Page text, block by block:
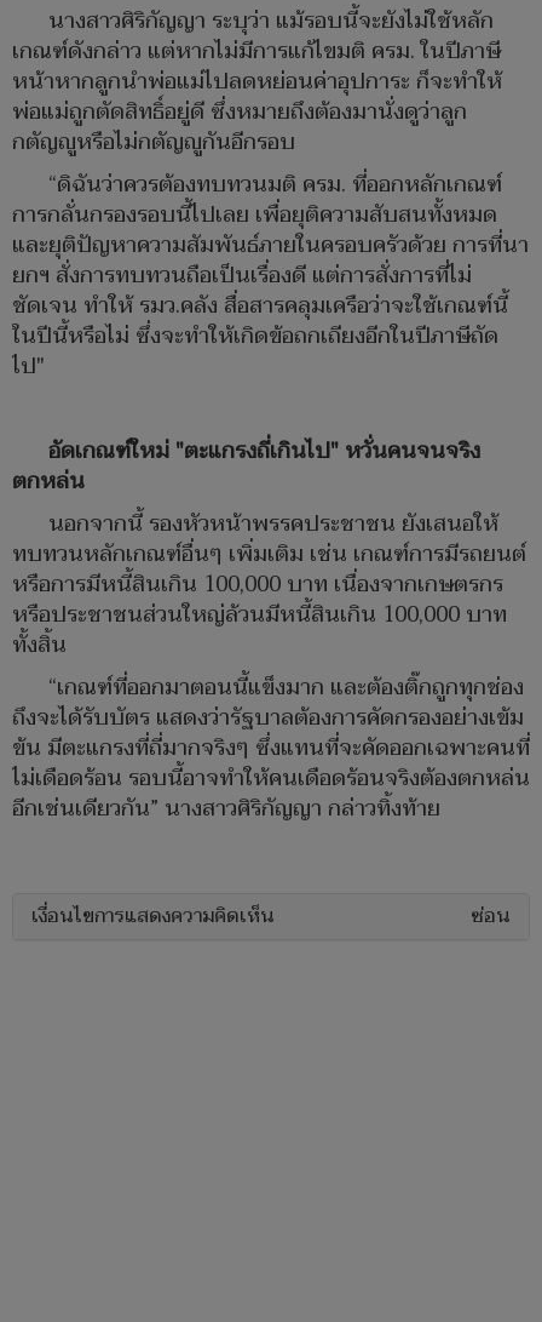
นางสาวศิริกัญญา ระบุว่า แม้รอบนี้จะยังไม่ใช้หลัก
เกณฑ์ดังกล่าว แต่หากไม่มีการแก้ไขมติ ครม. ในปีภาษี
หน้าหากลูกนำพ่อแม่ไปลดหย่อนค่าอุปการะ ก็จะทำให้
พ่อแม่ถูกตัดสิทธิ์อยู่ดี ซึ่งหมายถึงต้องมานั่งดูว่าลูก
กตัญญูหรือไม่กตัญญูกันอีกรอบ
“ดิฉันว่าควรต้องทบทวนมติ ครม. ที่ออกหลักเกณฑ์
การกลั่นกรองรอบนี้ไปเลย เพื่อยุติความสับสนทั้งหมด
และยุติปัญหาความสัมพันธ์ภายในครอบครัวด้วย การที่นา
ยกฯ สั่งการทบทวนถือเป็นเรื่องดี แต่การสั่งการที่ไม่
ชัดเจน ทำให้ รมว.คลัง สื่อสารคลุมเครือว่าจะใช้เกณฑ์นี้
ในปีนี้หรือไม่ ซึ่งจะทำให้เกิดข้อถกเถียงอีกในปีภาษีถัด
ไป"
อัดเกณฑ์ใหม่ "ตะแกรงถี่เกินไป" หวั่นคนจนจริง
ตกหล่น
นอกจากนี้ รองหัวหน้าพรรคประชาชน ยังเสนอให้
ทบทวนหลักเกณฑ์อื่นๆ เพิ่มเติม เช่น เกณฑ์การมีรถยนต์
หรือการมีหนี้สินเกิน 100,000 บาท เนื่องจากเกษตรกร
หรือประชาชนส่วนใหญ่ล้วนมีหนี้สินเกิน 100,000 บาท
ทั้งสิ้น
“เกณฑ์ที่ออกมาตอนนี้แข็งมาก และต้องติ๊กถูกทุกช่อง
ถึงจะได้รับบัตร แสดงว่ารัฐบาลต้องการคัดกรองอย่างเข้ม
ข้น มีตะแกรงที่ถี่มากจริงๆ ซึ่งแทนที่จะคัดออกเฉพาะคนที่
ไม่เดือดร้อน รอบนี้อาจทำให้คนเดือดร้อนจริงต้องตกหล่น
อีกเช่นเดียวกัน” นางสาวศิริกัญญา กล่าวทิ้งท้าย
เงื่อนไขการแสดงความคิดเห็น ซ่อน